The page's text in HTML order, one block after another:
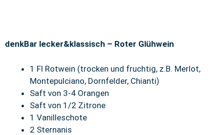
denkBar lecker&klassisch – Roter Glühwein
1 Fl Rotwein (trocken und fruchtig, z.B. Merlot,
Montepulciano, Dornfelder, Chianti)
Saft von 3-4 Orangen
Saft von 1/2 Zitrone
1 Vanilleschote
2 Sternanis